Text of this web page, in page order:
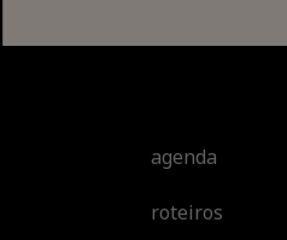
agenda
roteiros